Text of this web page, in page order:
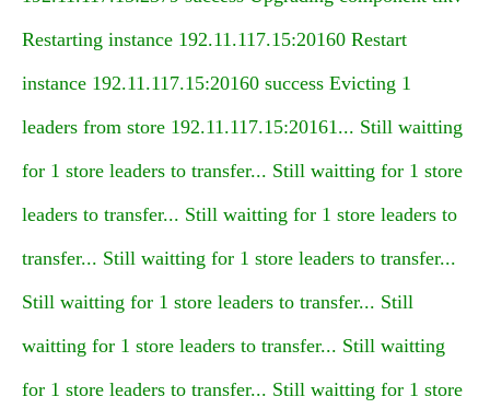
Restarting instance 192.11.117.15:20160 Restart
instance 192.11.117.15:20160 success Evicting 1
leaders from store 192.11.117.15:20161... Still waitting
for 1 store leaders to transfer... Still waitting for 1 store
leaders to transfer... Still waitting for 1 store leaders to
transfer... Still waitting for 1 store leaders to transfer...
Still waitting for 1 store leaders to transfer... Still
waitting for 1 store leaders to transfer... Still waitting
for 1 store leaders to transfer... Still waitting for 1 store